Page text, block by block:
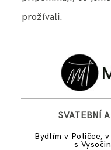
prožívali.
SVATEBNÍ
Bydlím v Poličce,
s